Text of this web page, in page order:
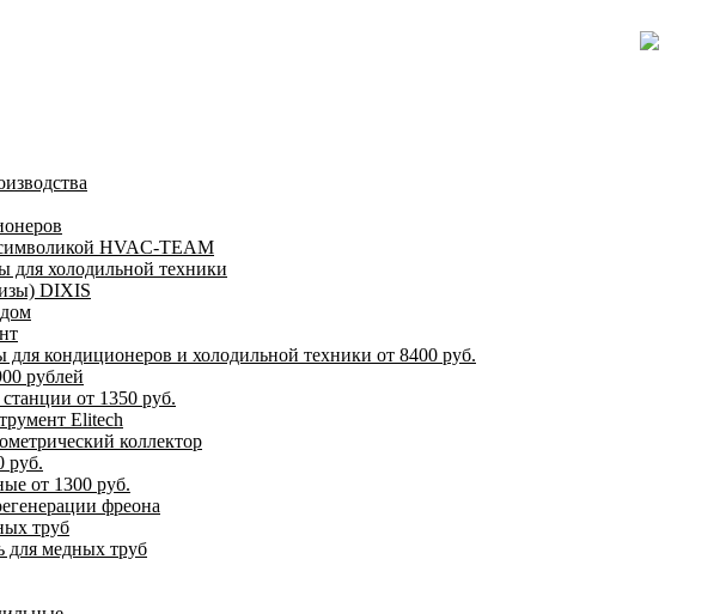
HVAC-TEAM
для холодильной техники
DIXIS
кондиционеров и холодильной техники от 8400 руб.
рублей
от 1350 руб.
Elitech
коллектор
руб.
от 1300 руб.
фреона
труб
для медных труб